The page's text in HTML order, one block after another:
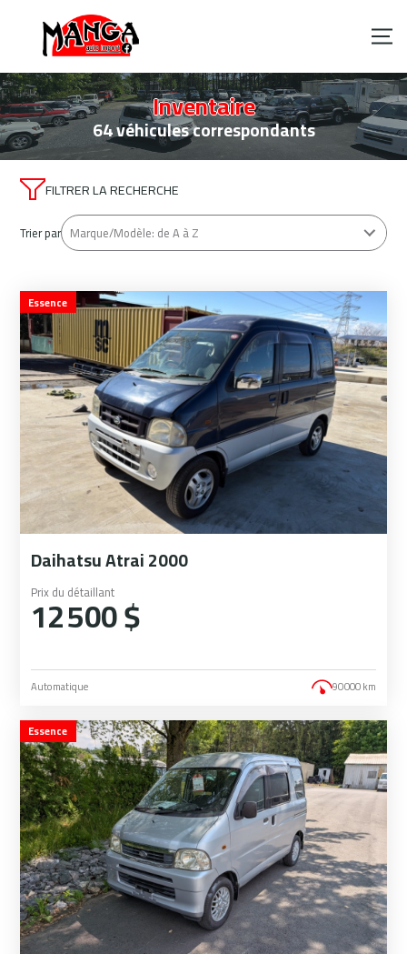
Inventaire
64 véhicules correspondants
FILTRER LA RECHERCHE
Trier par
Essence
Daihatsu Atrai 2000
Prix du détaillant
12 500 $
Automatique 90 000 km
Essence